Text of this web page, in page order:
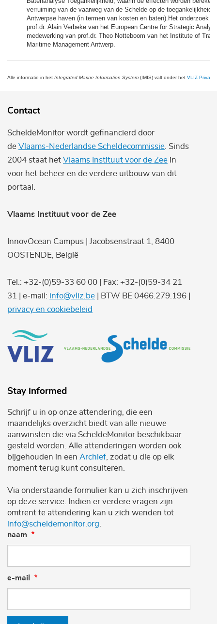
verruiming van de vaarweg van de Schelde op de toegankelijkheid
Antwerpse haven (in termen van kosten en baten).Het onderzoek
prof.dr. Alain Verbeke van het European Centre for Strategic
medewerking van prof.dr. Theo Notteboom van het Institute of
Maritime Management Antwerp.
Alle informatie in het Integrated Marine Information System (IMIS) valt onder het VLIZ Privacy
Contact
ScheldeMonitor wordt gefinancierd door
de Vlaams-Nederlandse Scheldecommissie . Sinds
2004 staat het Vlaams Instituut voor de Zee in
voor het beheer en de verdere uitbouw van dit
portaal.
Vlaams Instituut voor de Zee
InnovOcean Campus | Jacobsenstraat 1, 8400
OOSTENDE, België
Tel.: +32-(0)59-33 60 00 | Fax: +32-(0)59-34 21
31 | e-mail: info@vliz.be | BTW BE 0466.279.196 |
privacy en cookiebeleid
Stay informed
Schrijf u in op onze attendering, die een
maandelijks overzicht biedt van alle nieuwe
aanwinsten die via ScheldeMonitor beschikbaar
gesteld worden. Alle attenderingen worden ook
bijgehouden in een Archief , zodat u die op elk
moment terug kunt consulteren.
Via onderstaande formulier kan u zich inschrijven
op deze service. Indien er verdere vragen zijn
omtrent te attendering kan u zich wenden tot
info@scheldemonitor.org
naam
e-mail